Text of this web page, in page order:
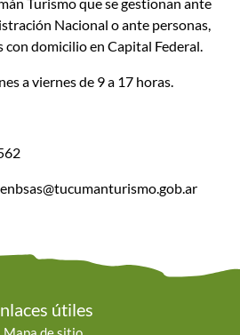
Nacional o ante personas,
domicilio en Capital Federal.
a viernes de 9 a 17 horas.
útiles